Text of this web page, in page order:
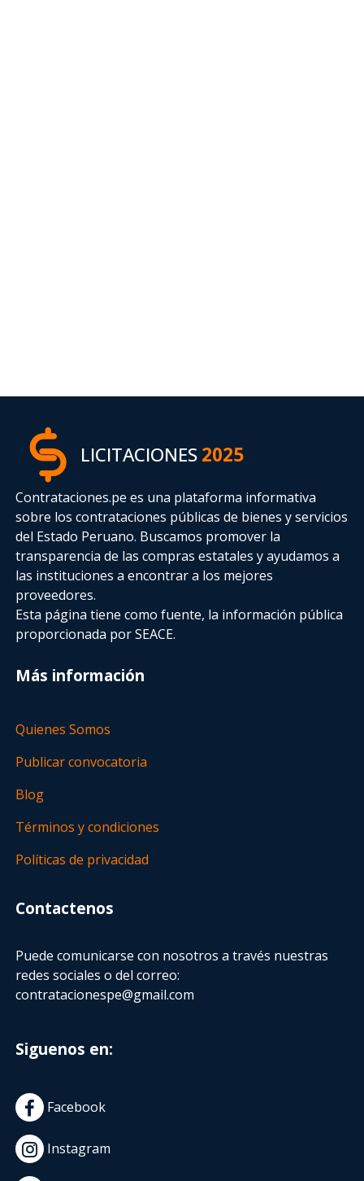
LICITACIONES2025
Contrataciones.pe es una plataforma informativa
sobre los contrataciones públicas de bienes y servicios
del Estado Peruano. Buscamos promover la
transparencia de las compras estatalesy ayudamos a
las instituciones a encontrar a los mejores
proveedores.
Esta página tiene como fuente, la información pública
proporcionada por SEACE.
Más información
Quienes Somos
Publicar convocatoria
Blog
Términos y condiciones
Políticas de privacidad
Contactenos
Puede comunicarse con nosotros a través nuestras
redes sociales o del correo:
contratacionespe@gmail.com
Siguenos en:
Facebook
Instagram